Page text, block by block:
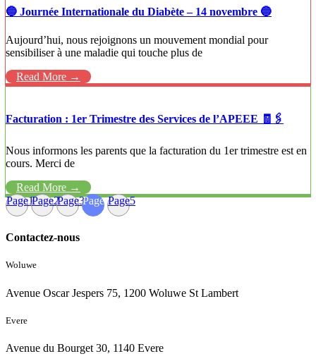
🔵 Journée Internationale du Diabète – 14 novembre 🔵
Aujourd’hui, nous rejoignons un mouvement mondial pour
sensibiliser à une maladie qui touche plus de
Read More →
Facturation : 1er Trimestre des Services de l’APEEE 🧾🖇️
Nous informons les parents que la facturation du 1er trimestre est en
cours. Merci de
Read More →
Page1Page2Page3Page4Page5
Contactez-nous
Woluwe
Avenue Oscar Jespers 75, 1200 Woluwe St Lambert
Evere
Avenue du Bourget 30, 1140 Evere